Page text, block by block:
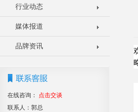
行业动态
媒体报道
品牌资讯
在线咨询：
点击交谈
联系人：郭总